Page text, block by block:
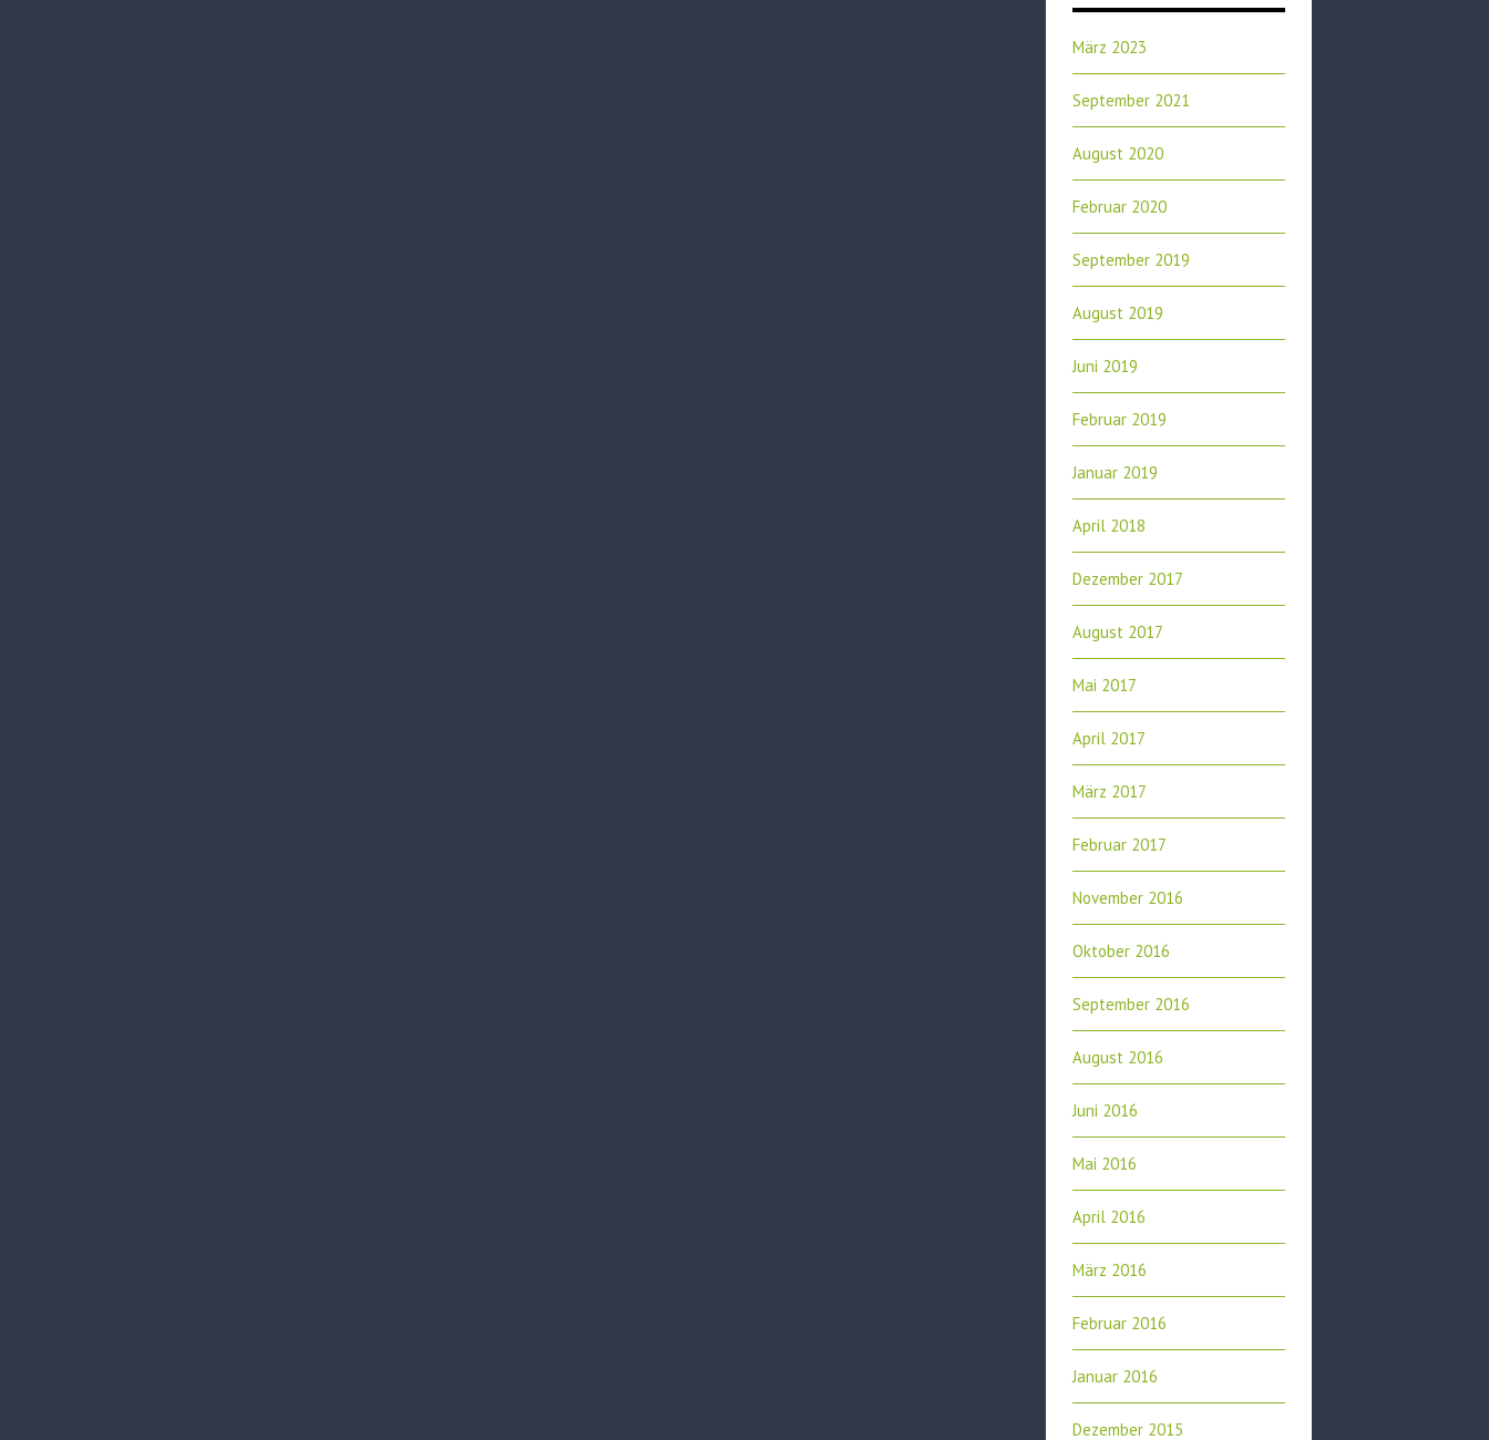
März 2023
September 2021
August 2020
Februar 2020
September 2019
August 2019
Juni 2019
Februar 2019
Januar 2019
April 2018
Dezember 2017
August 2017
Mai 2017
April 2017
März 2017
Februar 2017
November 2016
Oktober 2016
September 2016
August 2016
Juni 2016
Mai 2016
April 2016
März 2016
Februar 2016
Januar 2016
Dezember 2015